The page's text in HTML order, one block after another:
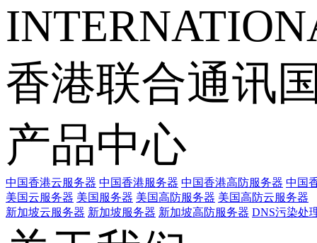
香港联合通讯
产品中心
中国香港云服务器 中国香港服务器 中国香港高防服务器 中国
美国云服务器 美国服务器 美国高防服务器 美国高防云服务器
新加坡云服务器 新加坡服务器 新加坡高防服务器 DNS污染处